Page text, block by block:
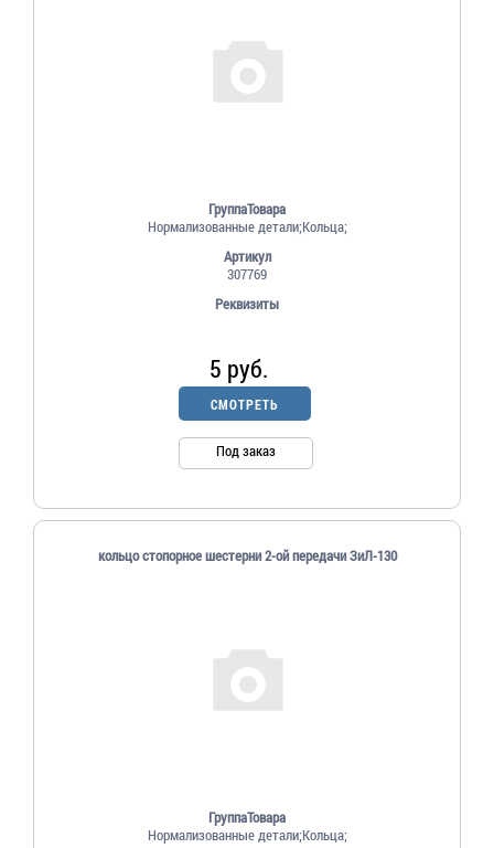
ГруппаТовара
Нормализованные детали;Кольца;
Артикул
307769
Реквизиты
5 руб.
СМОТРЕТЬ
Под заказ
кольцо стопорное шестерни 2-ой передачи ЗиЛ-130
ГруппаТовара
Нормализованные детали;Кольца;